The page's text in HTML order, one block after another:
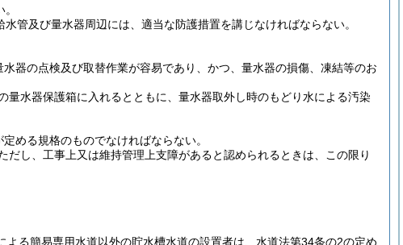
管及び量水器周辺には、適当な防護措置を講じなければならない。
器の点検及び取替作業が容易であり、かつ、量水器の損傷、凍結等のお
水器保護箱に入れるとともに、量水器取外し時のもどり水による汚染
める規格のものでなければならない。
だし、工事上又は維持管理上支障があると認められるときは、この限り
よる簡易専用水道以外の貯水槽水道の設置者は、水道法第34条の2の定め